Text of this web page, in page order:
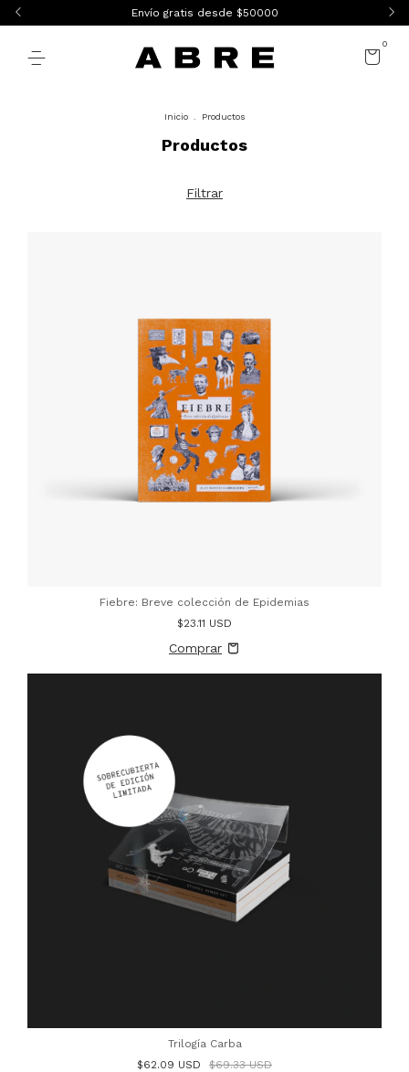
Envío gratis desde $50000
0
Inicio Productos
Productos
Filtrar
Fiebre: Breve colección de Epidemias
$23.11 USD
Trilogía Carba
$62.09 USD
$69.33 USD